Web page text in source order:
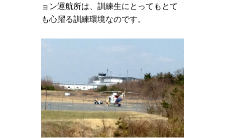
ョン運航所は、訓練生にとってもとて
も心躍る訓練環境なのです。